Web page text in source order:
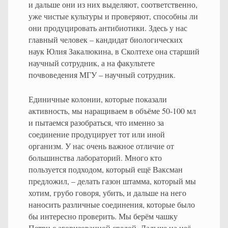
и дальше они из них выделяют, соответственно,
уже чистые культуры и проверяют, способны ли
они продуцировать антибиотики. Здесь у нас
главный человек – кандидат биологических
наук Юлия Закалюкина, в Сколтехе она старший
научный сотрудник, а на факультете
почвоведения МГУ – научный сотрудник.
Единичные колонии, которые показали
активность, мы наращиваем в объёме 50-100 мл
и пытаемся разобраться, что именно за
соединение продуцирует тот или иной
организм. У нас очень важное отличие от
большинства лабораторий. Много кто
пользуется подходом, который ещё Ваксман
предложил, – делать газон штамма, который мы
хотим, грубо говоря, убить, и дальше на него
наносить различные соединения, которые было
бы интересно проверить. Мы берём чашку